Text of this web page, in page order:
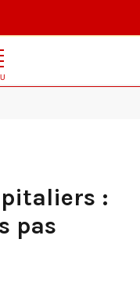
hospitaliers :
:
pas